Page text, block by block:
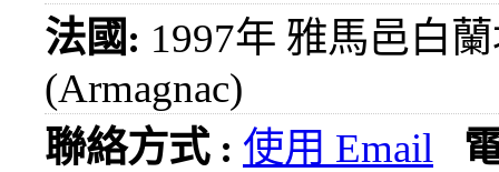
法國: 1997年 雅馬邑白
(Armagnac)
聯絡方式 : 使用 Email